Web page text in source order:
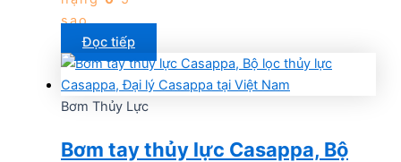
sao
Đọc tiếp
Bơm Thủy Lực
Bơm tay thủy lực Casappa, Bộ